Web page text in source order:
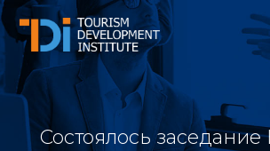
Состоялось заседание